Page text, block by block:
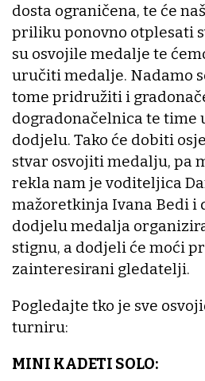
dosta ograničena, te će
priliku ponovno otplesati
su osvojile medalje te
uručiti medalje. Nadamo
tome pridružiti i
dogradonačelnica te time
dodjelu. Tako će dobiti
stvar osvojiti medalju, pa
rekla nam je voditeljica
mažoretkinja Ivana Bedi i
dodjelu medalja
stignu, a dodjeli će moći
zainteresirani gledatelji.
Pogledajte tko je sve
turniru:
MINI KADETI SOLO: